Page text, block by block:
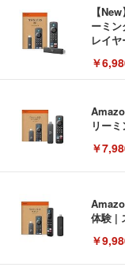
【
ーミ
レイヤ
￥
リー
￥
体験 |
￥